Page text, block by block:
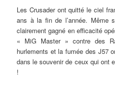
Les Crusader ont quitté le ciel
ans à la fin de l’année. Même
clairement gagné en efficacité
« MiG Master » contre des
hurlements et la fumée des J57
dans le souvenir de ceux qui ont
!